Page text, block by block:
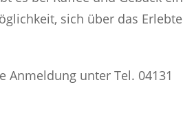
sich über das Erlebte
Anmeldung unter Tel. 04131